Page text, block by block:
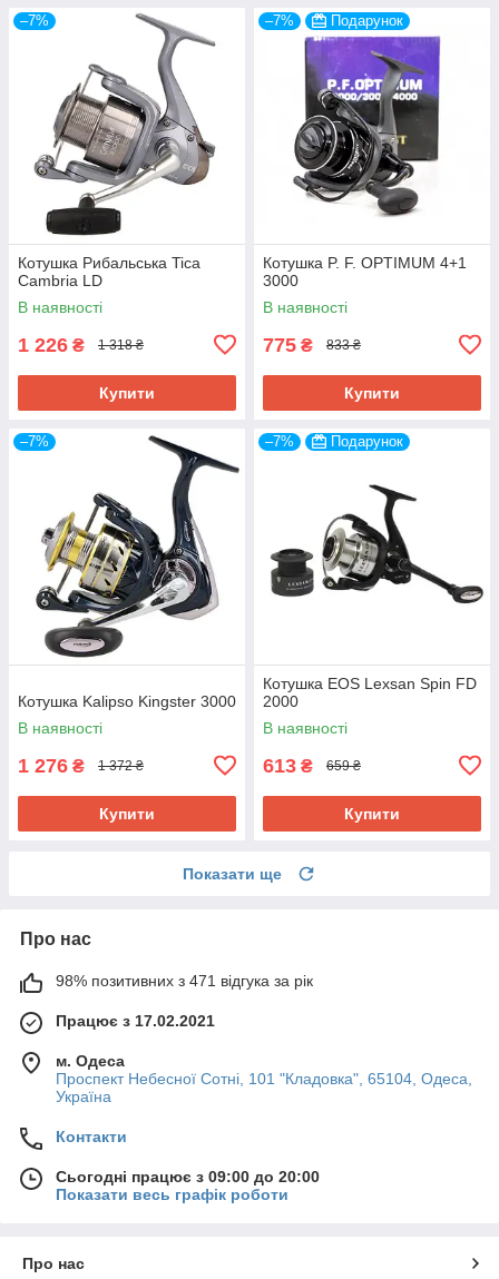
–7%
Котушка Рибальська Tica
Cambria LD
В наявності
1 226 ₴ 1 318 ₴
Купити
–7% Подарунок
Котушка P. F. OPTIMUM 4+1
3000
В наявності
775 ₴ 833 ₴
Купити
–7%
Котушка Kalipso Kingster 3000
В наявності
1 276 ₴ 1 372 ₴
Купити
–7% Подарунок
Котушка EOS Lexsan Spin FD
2000
В наявності
613 ₴ 659 ₴
Купити
Показати ще
Про нас
98% позитивних з 471 відгука за рік
Працює з 17.02.2021
м. Одеса
Проспект Небесної Сотні, 101 "Кладовка", 65104, Одеса,
Україна
Контакти
Сьогодні працює з 09:00 до 20:00
Показати весь графік роботи
Про нас